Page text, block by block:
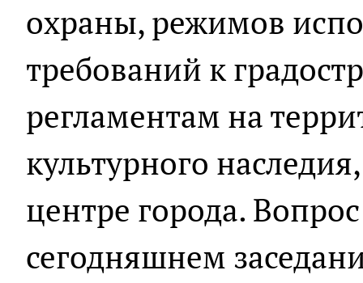
охраны, режимов
требований к
регламентам на
культурного
центре города.
сегодняшнем